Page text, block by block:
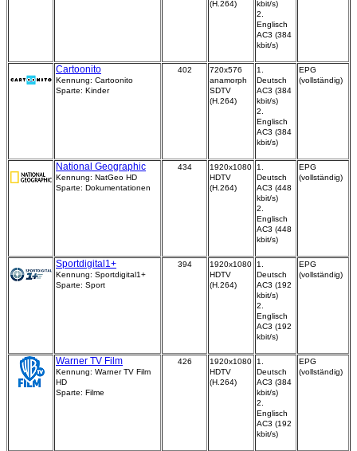
(H.264)
kbit/s)
2.
Englisch
AC3 (384
kbit/s)
Cartoonito
Kennung: Cartoonito
Sparte: Kinder
402
720x576
anamorph
SDTV
(H.264)
1.
Deutsch
AC3 (384
kbit/s)
2.
Englisch
AC3 (384
kbit/s)
EPG
(vollständig)
National Geographic
Kennung: NatGeo HD
Sparte: Dokumentationen
434
1920x1080
HDTV
(H.264)
1.
Deutsch
AC3 (448
kbit/s)
2.
Englisch
AC3 (448
kbit/s)
EPG
(vollständig)
Sportdigital1+
Kennung: Sportdigital1+
Sparte: Sport
394
1920x1080
HDTV
(H.264)
1.
Deutsch
AC3 (192
kbit/s)
2.
Englisch
AC3 (192
kbit/s)
EPG
(vollständig)
Warner TV Film
Kennung: Warner TV Film
HD
Sparte: Filme
426
1920x1080
HDTV
(H.264)
1.
Deutsch
AC3 (384
kbit/s)
2.
Englisch
AC3 (192
kbit/s)
EPG
(vollständig)